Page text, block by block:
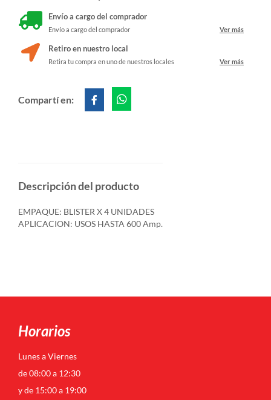
Envío a cargo del comprador
Envío a cargo del comprador Ver más
Retiro en nuestro local
Retira tu compra en uno de nuestros locales Ver más
Compartí en:
Descripción del producto
EMPAQUE: BLISTER X 4 UNIDADES
APLICACION: USOS HASTA 600 Amp.
Horarios
Lunes a Viernes
de 08:00 a 12:30
y de 15:00 a 19:00